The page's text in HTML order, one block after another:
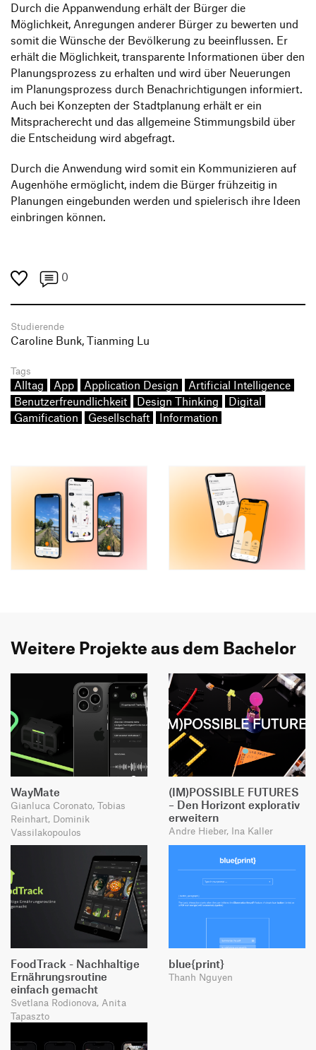
Durch die Appanwendung erhält der Bürger die
Möglichkeit, Anregungen anderer Bürger zu bewerten und
somit die Wünsche der Bevölkerung zu beeinflussen. Er
erhält die Möglichkeit, transparente Informationen über den
Planungsprozess zu erhalten und wird über Neuerungen
im Planungsprozess durch Benachrichtigungen informiert.
Auch bei Konzepten der Stadtplanung erhält er ein
Mitspracherecht und das allgemeine Stimmungsbild über
die Entscheidung wird abgefragt.
Durch die Anwendung wird somit ein Kommunizieren auf
Augenhöhe ermöglicht, indem die Bürger frühzeitig in
Planungen eingebunden werden und spielerisch ihre Ideen
einbringen können.
0
Studierende
Caroline Bunk, Tianming Lu
Tags
Alltag App Application Design
Artificial Intelligence
Benutzerfreundlichkeit
Design Thinking
Digital
Gamification
Gesellschaft Information
Weitere Projekte aus dem Bachelor
WayMate
Gianluca Coronato, Tobias
Reinhart, Dominik
Vassilakopoulos
(IM)POSSIBLE FUTURES
– Den Horizont explorativ
erweitern
Andre Hieber, Ina Kaller
FoodTrack - Nachhaltige
Ernährungsroutine
einfach gemacht
Svetlana Rodionova, Anita
Tapaszto
blue{print}
Thanh Nguyen